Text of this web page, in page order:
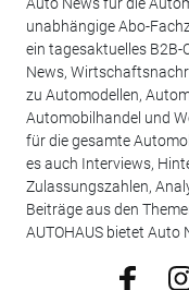
Auto News für die
unabhängige Abo-
ein tagesaktuelles B2B-
News,
zu Automodellen,
Automobilhandel und
für die gesamte
es auch Interviews,
Zulassungszahlen,
Beiträge aus den
AUTOHAUS bietet